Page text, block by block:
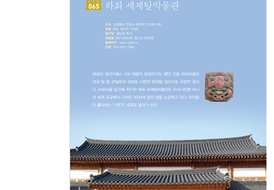
055. 미래 조종사를 꿈꾸며 비상하다 _ 항공우주박
056. 바다와 함께 넓고 푸른 꿈을 꾸는 아이들의
057. 오스카 트로피를 거머쥐는 그날을 위해 레디
Chapter 7. 박물관에서 즐기는 당일치기 세계여행,
058. 나마스떼!(당신에게 신의 은총이) _ 인도박물
059. 5500원에 떠나는 라틴아메리카 여행 _ 중남미
061. 음악 따라 지구촌 세계여행 _ 세계민속악기박
062. 세계와 나눈 약속의 기록 _ 외교사료관
063. 인류가 추구한 아름다움의 산물 _ 세계장신구
064. 건전하게 배우는 세계의 ‘술 예절’ _ 세계술문